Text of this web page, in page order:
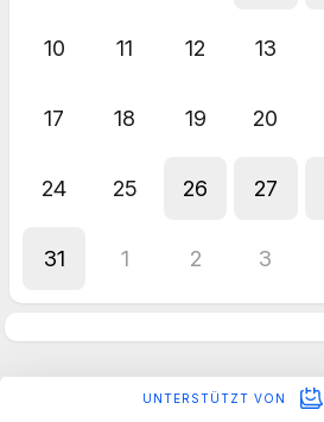
10 11 12 13
17 18 19 20
24 25 26 27
31 1 2 3
UNTERSTÜTZT VON